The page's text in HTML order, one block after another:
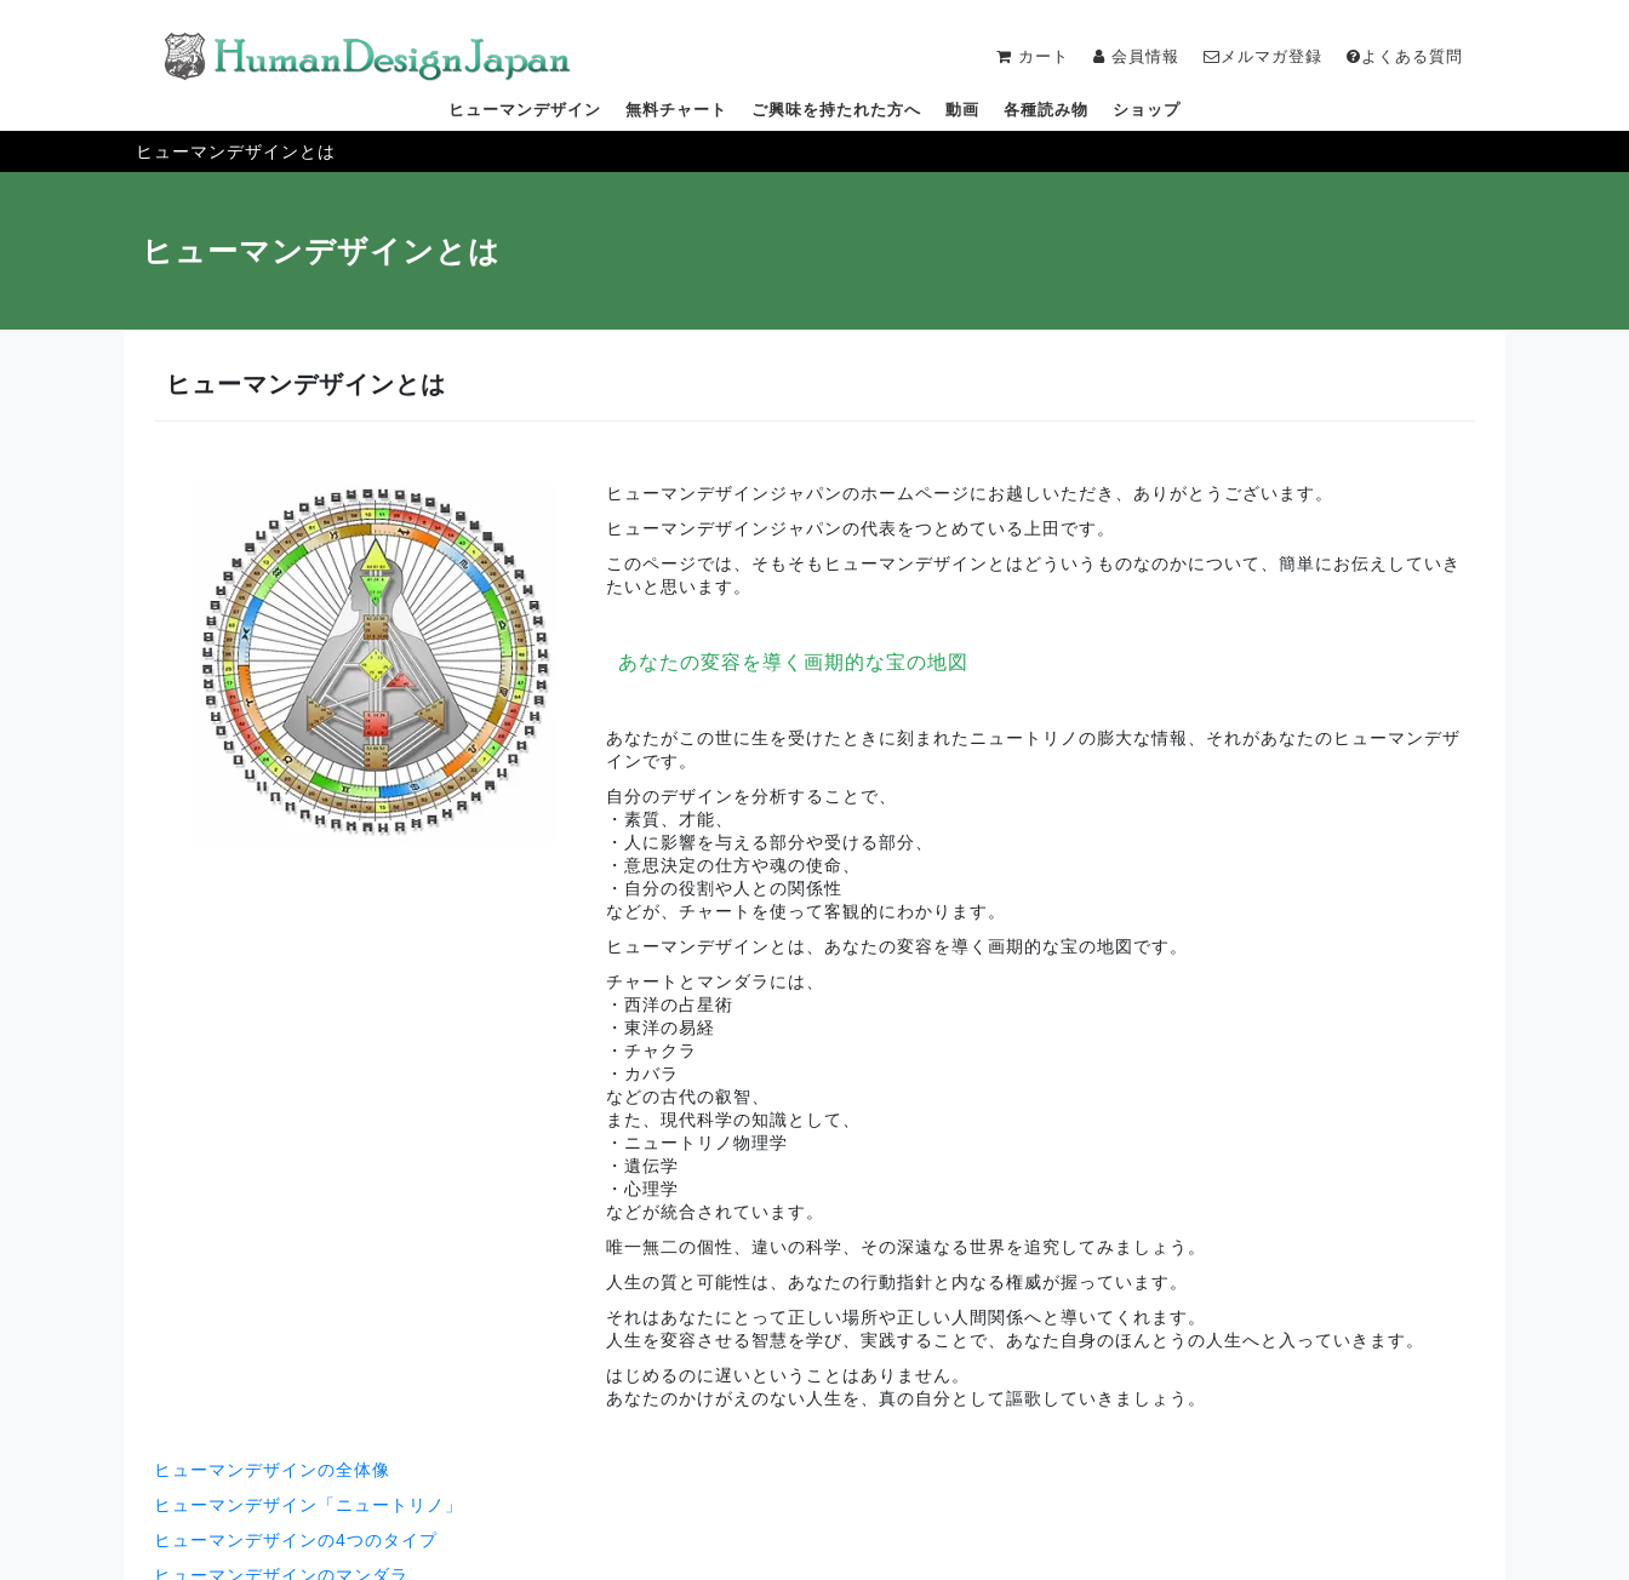
カート 会員情報 メルマガ登録 よくある質問
ヒューマンデザイン 無料チャート ご興味を持たれた方へ 動画 各種読み物 ショップ
ヒューマンデザインとは
ヒューマンデザインとは
ヒューマンデザインとは
ヒューマンデザインジャパンのホームページにお越しいただき、ありがとうございます。
ヒューマンデザインジャパンの代表をつとめている上田です。
このページでは、そもそもヒューマンデザインとはどういうものなのかについて、簡単にお伝えしていき
たいと思います。
あなたの変容を導く画期的な宝の地図
あなたがこの世に生を受けたときに刻まれたニュートリノの膨大な情報、それがあなたのヒューマンデザ
インです。
自分のデザインを分析することで、
・素質、才能、
・人に影響を与える部分や受ける部分、
・意思決定の仕方や魂の使命、
・自分の役割や人との関係性
などが、チャートを使って客観的にわかります。
ヒューマンデザインとは、あなたの変容を導く画期的な宝の地図です。
チャートとマンダラには、
・西洋の占星術
・東洋の易経
・チャクラ
・カバラ
などの古代の叡智、
また、現代科学の知識として、
・ニュートリノ物理学
・遺伝学
・心理学
などが統合されています。
唯一無二の個性、違いの科学、その深遠なる世界を追究してみましょう。
人生の質と可能性は、あなたの行動指針と内なる権威が握っています。
それはあなたにとって正しい場所や正しい人間関係へと導いてくれます。
人生を変容させる智慧を学び、実践することで、あなた自身のほんとうの人生へと入っていきます。
はじめるのに遅いということはありません。
あなたのかけがえのない人生を、真の自分として謳歌していきましょう。
ヒューマンデザインの全体像
ヒューマンデザイン「ニュートリノ」
ヒューマンデザインの4つのタイプ
ヒューマンデザインのマンダラ